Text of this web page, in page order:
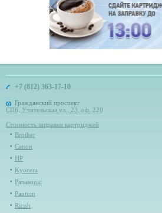
+7 (812) 363-17-10
Гражданский проспект
СПб, Учительская ул., 23, оф. 220
Стоимость заправки картриджей
Brother
Canon
HP
Kyocera
Panasonic
Pantum
Ricoh